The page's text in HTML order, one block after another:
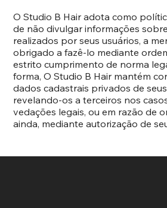
O Studio B Hair adota como
de não divulgar informações
realizados por seus usuários, a
obrigado a fazê-lo mediante
estrito cumprimento de norma
forma, O Studio B Hair mantém
dados cadastrais privados de
revelando-os a terceiros nos
vedações legais, ou em razão de
ainda, mediante autorização de